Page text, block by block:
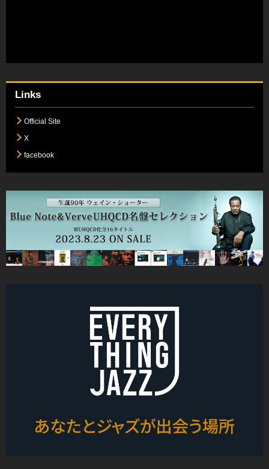
Links
Official Site
X
facebook